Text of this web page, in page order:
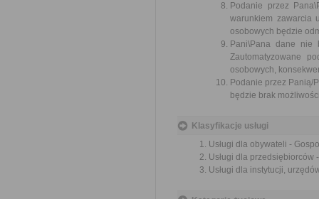
Podanie przez
warunkiem zawarcia
osobowych będzie
Pani\Pana dane nie
Zautomatyzowane
osobowych,
Podanie przez Panią/
będzie brak
Klasyfikacje usługi
Usługi dla obywateli -
Usługi dla
Usługi dla instytucji,